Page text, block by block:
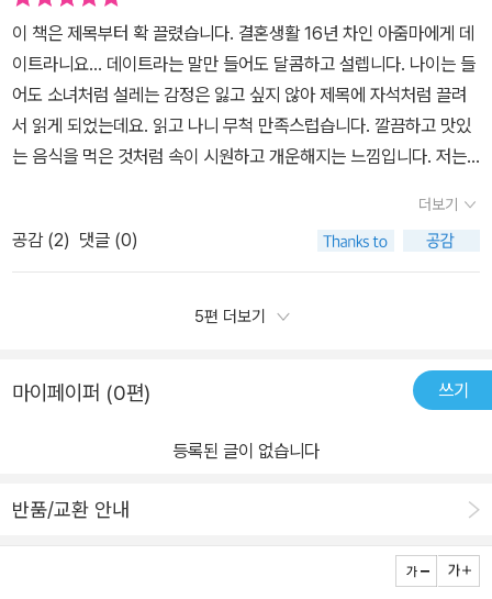
거짓말을 하지만 끝내 자신의 할머니임을 밝힌다. 할머니는 바지에
똥을 싼 것도 모른 채 마냥 나래와 즐겁게 놀고 싶어하는 모습을 뒤로
하고 수현은 할머니를 모시고 집에 간다. 그리고 수현은 나래와 데이
트를 약속한다. 문재인 대통령 보건복지 공약1호는 일명 치매국가책
임제로써 국가가 치매환자를 책임 지겠다는 것이다. 그만큼 치매는
피할 수 없는 현실이 되었지만 아직도 인식의 변화가 시급한 실정이
다. 이러한 사실을 10대들의 사랑 이야기에 포함을 시켜서 외면할 수
없는 문제를 정면으로 마주 보게 하는 독자의 능력이 감탄스러울 뿐
접어 들겠다고 하자 부모의 반대로 인해 고민하지만 주변 친구들의
흔히 듣고 볼 수 있는 이야기다. 어릴 적 부모들은 아이들에게 더 큰
꿈을 꾸고 더 많은 상상을 하면서 자라길 바란다. 하지만 초등학교에
들어가는 순간 입시 전쟁은 시작이 된다. 더 많은 학원을 보내서 더 많
무엇을 원하고 바라고 기대하는지 묻고 기다릴 여유가 없다. 선생님
난과 조소를 보내야 하는지 고민하는 아이에게 부모는 무슨 말을 해
수 밖에 없게 만든 그들의 간절한 이유, 그것을 세상에 알리고, 나만의
문제가 아닌 우리 모두의 문제가 될 수 있다는 것을 전달하기 위한 그
들의 용기, 나는 그들의 모습을 볼 때 부끄러움과 자랑스러움에 절
로 눈물이 난다. 오늘도 의지는 1인 시위 중이다. 4월 16일 노란 리
본을 떼라는 수학선생님과 애도의 권리를 주장하는 의지. 서로의 생
각이 다르고 바라보는 입장이 다른 것을, 선생님은 의지가 말하는 권
리를 무시하는 언어를 사용함으로, 의지를 학생들 앞에 세우게 만든
다. '사과는 종이컵이 아니거든.'사과와 시간과 종이컵의 조합이라. 자
어쩔 수 없어서 내던지는 사과가 아닌 진정한 의미의 사과를 받고 싶
쪽 '그러니깐 시간이 필요하다는 거지. 지금 우선 귀찮고 입장 곤란하
니까 선심 쓰듯 던져 주는 사과는 진짝 사과가 아니라는 얘기지, 내 말
은. 시간에 정성을 더해서 상대가 왜 상처받았는지 알아가는 게 먼저.
러 번, 그리고 지속해서. 성가시니까 치워 버리기 위해서, 부끄러우니
져 버리듯이 한 번 쓱 해치우는 행동이 아니라.' '사과 주세요' 중에서
이 책은 제목부터 확 끌렸습니다. 결혼생활 16년 차인 아줌마에게 데
이트라니요... 데이트라는 말만 들어도 달콤하고 설렙니다. 나이는 들
어도 소녀처럼 설레는 감정은 잃고 싶지 않아 제목에 자석처럼 끌려
서 읽게 되었는데요. 읽고 나니 무척 만족스럽습니다. 깔끔하고 맛있
는 음식을 먹은 것처럼 속이 시원하고 개운해지는 느낌입니다. 저는
읽다 보면 주인공인 청소년들의 생각도 알 수 있고 그들이 성장해가
는 모습을 보면 저도 모르게 흐뭇해집니다. 그리고 우리 집에 있는 아
이들도 그들 같으려니 생각하면서 아이들도 좀 더 이해하게 됩니다.
작가님이 감각적으로 글을 쓰셔서 젊으신 분이라 생각했는데 청년이
작가님처럼 나이 들고 싶네요. 나이 들어도 아이들의 맘을 이해할 수
있으면 정말 좋겠습니다. 이 소설에는 여러 명의 주인공들이 나옵니
식 구성이라 하나요? 저는 이런 구성을 좋아합니다. 앞의 단편에 나
좋습니다. 마치 아는 사람 만난 것처럼 반갑습니다. 여기 나오는 친구
들은 의지, 해밀, 수연, 재현 등등은 나이는 어린데 뭔가 꽉 차 있는 느
낌입니다. 우리 아이들도 여기 주인공처럼 컸으면 좋겠습니다. 특히
더보기
공감 (2) 댓글 (0)
5편 더보기
마이페이퍼 (0편) 쓰기
등록된 글이 없습니다
반품/교환 안내